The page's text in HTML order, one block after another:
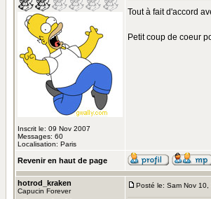
Inscrit le: 09 Nov 2007
Messages: 60
Localisation: Paris
Tout à fait d'accord
Petit coup de coeur
Revenir en haut de page
hotrod_kraken
Capucin Forever
Posté le: Sam Nov